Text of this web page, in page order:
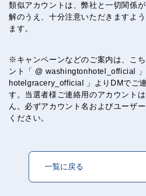
類似アカウントは、弊社と一切関係
解のうえ、十分注意いただきますよ
ます。
※キャンペーンなどのご案内は、こ
ント「 @ washingtonhotel_official
hotelgracery_official 」よりDMでご
す。当選者様ご連絡用のアカウント
ん。必ずアカウント名およびユーザ
ください。
一覧に戻る